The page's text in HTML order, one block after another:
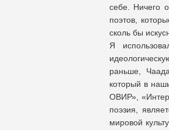
себе. Ничего
поэтов,
сколь бы
Я
раньше,
который в
ОВИР»,
поэзия,
мировой